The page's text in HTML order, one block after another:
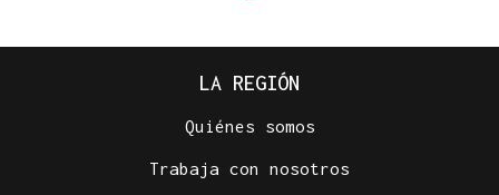
LA REGIÓN
Quiénes somos
Trabaja con nosotros